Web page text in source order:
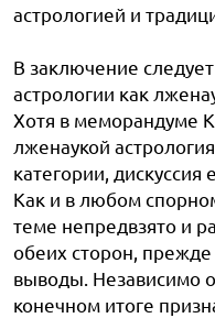
астрологией и
В заключение
астрологии как
Хотя в меморандуме
лженаукой
категории,
Как и в любом
теме непредвзято и
обеих сторон,
выводы. Независимо
конечном итоге